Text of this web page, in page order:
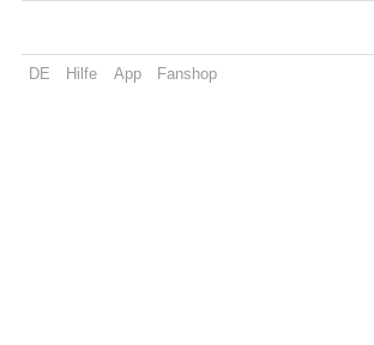
DE Hilfe App Fanshop